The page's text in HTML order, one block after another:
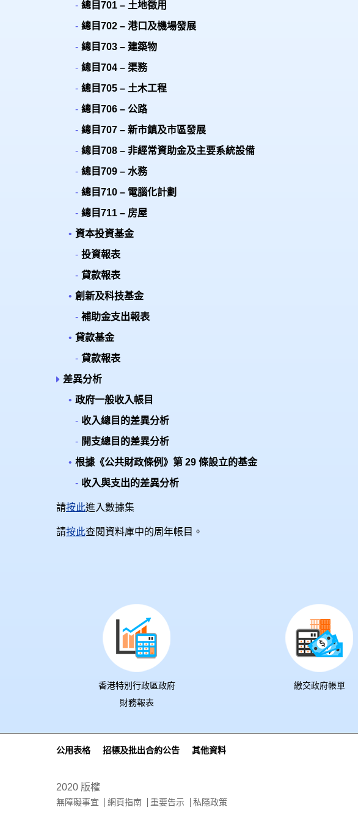
總目701 – 土地徵用
總目702 – 港口及機場發展
總目703 – 建築物
總目704 – 渠務
總目705 – 土木工程
總目706 – 公路
總目707 – 新市鎮及市區發展
總目708 – 非經常資助金及主要系統設備
總目709 – 水務
總目710 – 電腦化計劃
總目711 – 房屋
資本投資基金
投資報表
貸款報表
創新及科技基金
補助金支出報表
貸款基金
貸款報表
差異分析
政府一般收入帳目
收入總目的差異分析
開支總目的差異分析
根據《公共財政條例》第 29 條設立的基金
收入與支出的差異分析
請按此進入數據集
請按此查閱資料庫中的周年帳目。
香港特別行政區政府
財務報表
繳交政府帳單
公用表格 招標及批出合約公告 其他資料
2020 版權
無障礙事宜 網頁指南 重要告示 私隱政策